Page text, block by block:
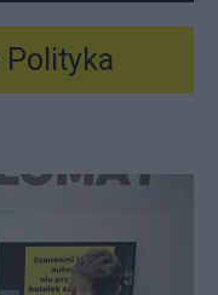
Polityka